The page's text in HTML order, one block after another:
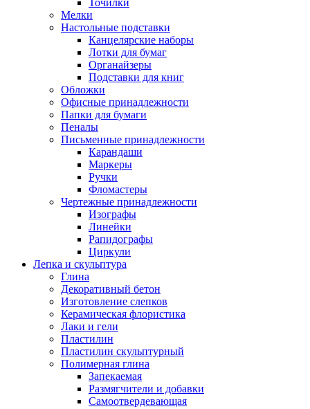
Точилки
Мелки
Настольные подставки
Канцелярские наборы
Лотки для бумаг
Органайзеры
Подставки для книг
Обложки
Офисные принадлежности
Папки для бумаги
Пеналы
Письменные принадлежности
Карандаши
Маркеры
Ручки
Фломастеры
Чертежные принадлежности
Изографы
Линейки
Рапидографы
Циркули
Лепка и скульптура
Глина
Декоративный бетон
Изготовление слепков
Керамическая флористика
Лаки и гели
Пластилин
Пластилин скульптурный
Полимерная глина
Запекаемая
Размягчители и добавки
Самоотвердевающая